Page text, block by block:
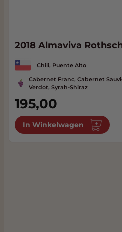
2018 Almaviva
Chili, Puente Alto
Cabernet Franc, Cabernet
Verdot, Syrah-Shiraz
195,00
In Winkelwagen